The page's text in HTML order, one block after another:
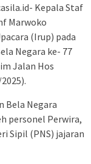
Kepala Staf
Marwoko
(Irup) pada
Negara ke- 77
Jalan Hos
Bela Negara
personel Perwira,
Sipil (PNS) jajaran